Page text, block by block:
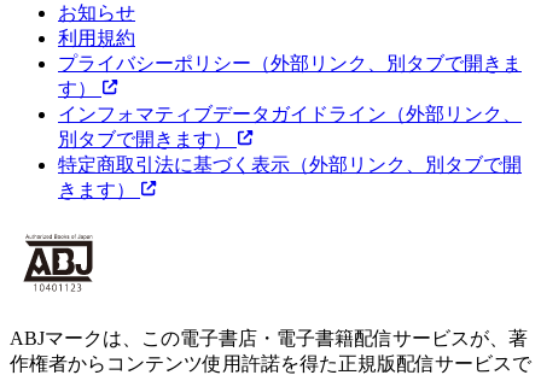
お知らせ
利用規約
プライバシーポリシー （外部リンク、別タブで開きま
す）
インフォマティブデータガイドライン （外部リンク、
別タブで開きます）
特定商取引法に基づく表示 （外部リンク、別タブで開
きます）
ABJマークは、この電子書店・電子書籍配信サービスが、著
作権者からコンテンツ使用許諾を得た正規版配信サービスで